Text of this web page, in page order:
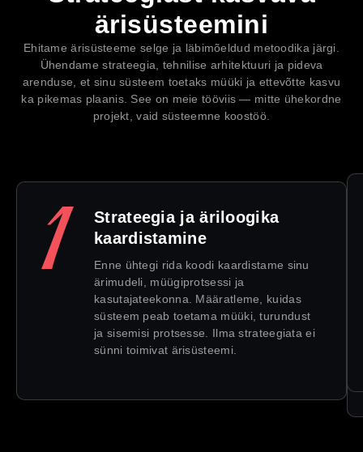
ärisüsteemini
Ehitame ärisüsteeme selge ja läbimõeldud metoodika järgi.
Ühendame strateegia, tehnilise arhitektuuri ja pideva
arenduse, et sinu süsteem toetaks müüki ja ettevõtte kasvu
ka pikemas plaanis. See on meie tööviis — mitte ühekordne
projekt, vaid süsteemne koostöö.
Strateegia ja äriloogika
kaardistamine
Enne ühtegi rida koodi kaardistame sinu
ärimudeli, müügiprotsessi ja
kasutajateekonna. Määratleme, kuidas
süsteem peab toetama müüki, turundust
ja sisemisi protsesse. Ilma strateegiata ei
sünni toimivat ärisüsteemi.